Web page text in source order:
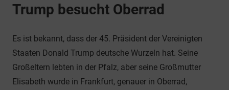
Trump besucht Oberrad
Es ist bekannt, dass der 45. Präsident der Vereinigten
Staaten Donald Trump deutsche Wurzeln hat. Seine
Großeltern lebten in der Pfalz, aber seine Großmutter
Elisabeth wurde in Frankfurt, genauer in Oberrad,